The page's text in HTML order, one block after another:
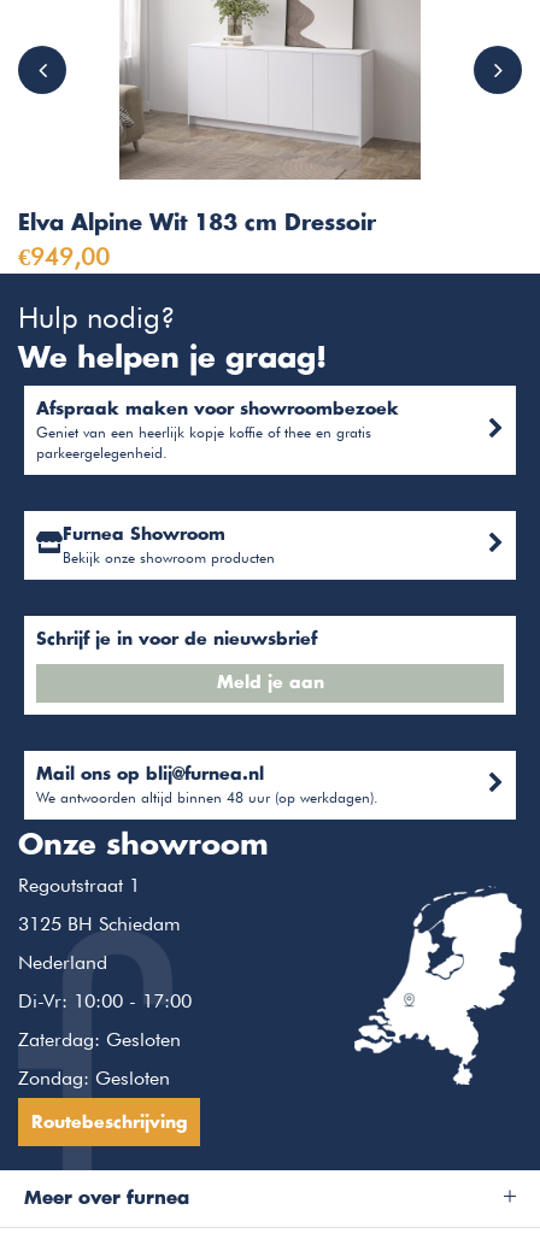
Elva Alpine Wit 183 cm Dressoir
€949,00
Hulp nodig?
We helpen je graag!
Afspraak maken voor showroombezoek
Geniet van een heerlijk kopje koffie of thee en gratis
parkeergelegenheid.
Furnea Showroom
Bekijk onze showroom producten
Schrijf je in voor de nieuwsbrief
Meld je aan
Mail ons op blij@furnea.nl
We antwoorden altijd binnen 48 uur (op werkdagen).
Onze showroom
Regoutstraat 1
3125 BH Schiedam
Nederland
Di-Vr: 10:00 - 17:00
Zaterdag: Gesloten
Zondag: Gesloten
Routebeschrijving
Meer over furnea